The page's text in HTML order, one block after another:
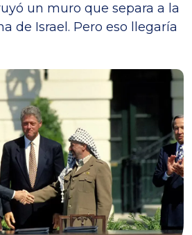
un muro que separa a la
de Israel. Pero eso llegaría